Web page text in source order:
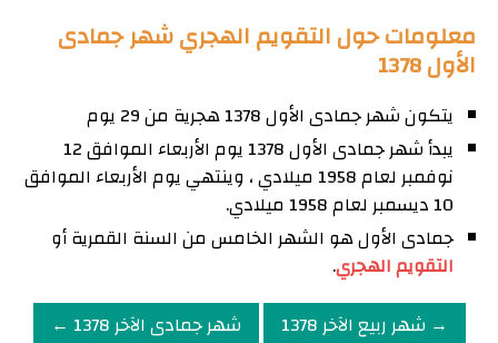
معلومات حول التقويم الهجري شهر جمادى
الأول 1378
يتكون شهر جمادى الأول 1378 هجرية من 29 يوم
يبدأ شهر جمادى الأول 1378 يوم الأربعاء الموافق 12
نوفمبر لعام 1958 ميلادي ، وينتهي يوم الأربعاء الموافق
10 ديسمبر لعام 1958 ميلادي.
جمادى الأول هو الشهر الخامس من السنة القمرية أو
التقويم الهجري.
→ شهر ربيع الآخر 1378
شهر جمادى الآخر 1378 ←